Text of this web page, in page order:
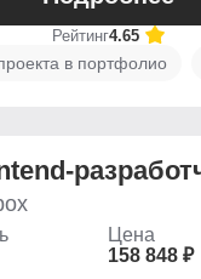
Рейтинг4.65
в портфолио
Цена
158 848 ₽